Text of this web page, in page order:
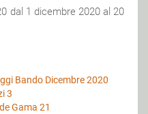
dal 1 dicembre 2020 al 20
Bando Dicembre 2020
3
Gama 21